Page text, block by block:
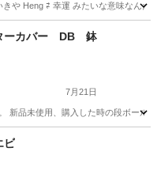
や Heng ⇄ 幸運 みたいな意味なん
アグラオネマ
ーカバー DB 鉢
7月21日
新品未使用、購入した時の段ボール
プランターカバー
ビ